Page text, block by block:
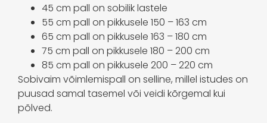
45 cm pall on sobilik lastele
55 cm pall on pikkusele 150 – 163 cm
65 cm pall on pikkusele 163 – 180 cm
75 cm pall on pikkusele 180 – 200 cm
85 cm pall on pikkusele 200 – 220 cm
Sobivaim võimlemispall on selline, millel istudes on
puusad samal tasemel või veidi kõrgemal kui
põlved.